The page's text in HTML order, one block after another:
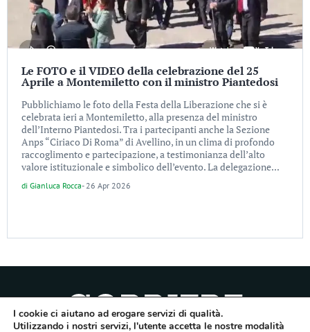
Le FOTO e il VIDEO della celebrazione del 25
Aprile a Montemiletto con il ministro Piantedosi
Pubblichiamo le foto della Festa della Liberazione che si è
celebrata ieri a Montemiletto, alla presenza del ministro
dell’Interno Piantedosi. Tra i partecipanti anche la Sezione
Anps “Ciriaco Di Roma” di Avellino, in un clima di profondo
raccoglimento e partecipazione, a testimonianza dell’alto
valore istituzionale e simbolico dell’evento. La delegazione...
di Gianluca Rocca- 26 Apr 2026
I cookie ci aiutano ad erogare servizi di qualità.
Utilizzando i nostri servizi, l'utente accetta le nostre modalità